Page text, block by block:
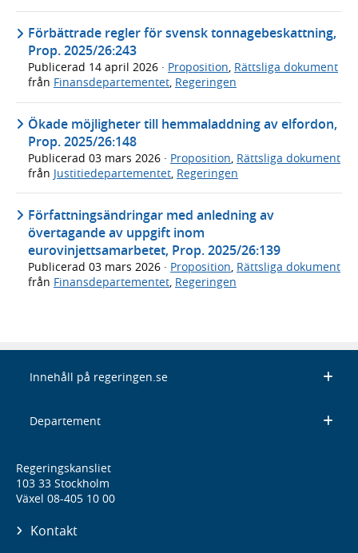
Förbättrade regler för svensk tonnagebeskattning,
Prop. 2025/26:243
Publicerad 14 april 2026 · Proposition, Rättsliga dokument
från Finansdepartementet, Regeringen
Ökade möjligheter till hemmaladdning av elfordon,
Prop. 2025/26:148
Publicerad 03 mars 2026 · Proposition, Rättsliga dokument
från Justitiedepartementet, Regeringen
Författningsändringar med anledning av
övertagande av uppgift inom
eurovinjettsamarbetet, Prop. 2025/26:139
Publicerad 03 mars 2026 · Proposition Rättsliga dokument
från Finansdepartementet Regeringen
Innehåll på regeringen.se
Departement
Regeringskansliet
103 33 Stockholm
Växel 08-405 10 00
Kontakt